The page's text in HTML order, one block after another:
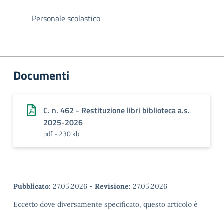
Personale scolastico
Documenti
C. n. 462 - Restituzione libri biblioteca a.s.
2025-2026
pdf - 230 kb
Pubblicato: 27.05.2026 - Revisione: 27.05.2026
Eccetto dove diversamente specificato, questo articolo è